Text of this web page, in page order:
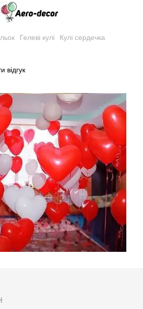
Гелеві кулі Кулі сердечка
відгук